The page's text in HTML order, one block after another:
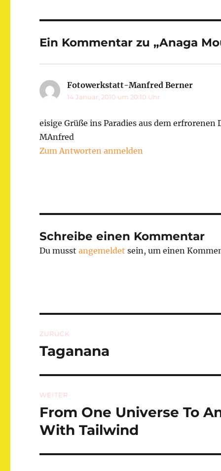
Ein Kommentar zu „Anaga
Fotowerkstatt-Manfred Berner
14 Januar, 2010 um 20:10 Uhr
eisige Grüße ins Paradies aus dem erfrorenen
MAnfred
Zum Antworten anmelden
Schreibe einen Kommentar
Du musstangemeldet sein, um einen
ZURÜCK
Vorheriger
Taganana
WEITER
Nächster
Beitrag:
From One Universe To
With Tailwind